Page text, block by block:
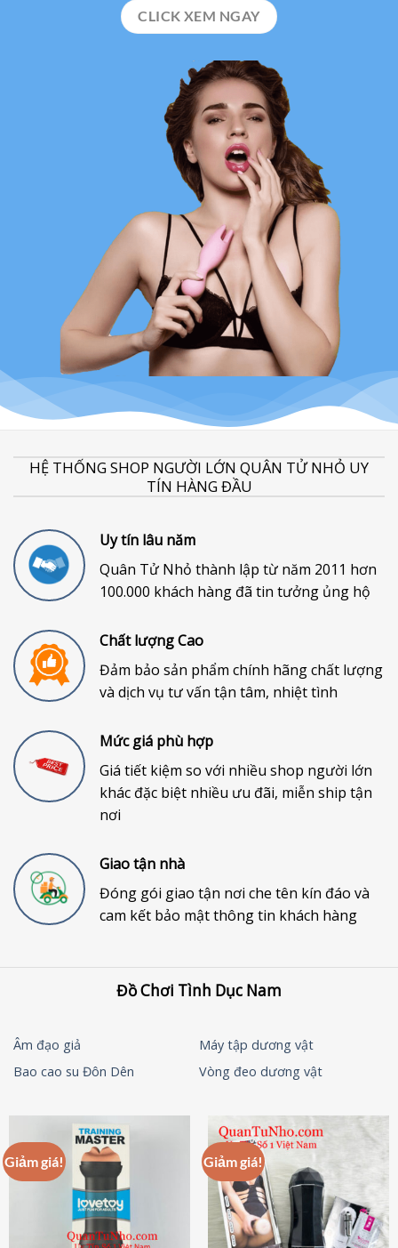
CLICK XEM NGAY
HỆ THỐNG SHOP NGƯỜI LỚN QUÂN TỬ NHỎ UY
TÍN HÀNG ĐẦU
Uy tín lâu năm
Quân Tử Nhỏ thành lập từ năm 2011 hơn
100.000 khách hàng đã tin tưởng ủng hộ
Chất lượng Cao
Đảm bảo sản phẩm chính hãng chất lượng
và dịch vụ tư vấn tận tâm, nhiệt tình
Mức giá phù hợp
Giá tiết kiệm so với nhiều shop người lớn
khác đặc biệt nhiều ưu đãi, miễn ship tận
nơi
Giao tận nhà
Đóng gói giao tận nơi che tên kín đáo và
cam kết bảo mật thông tin khách hàng
Đồ Chơi Tình Dục Nam
Âm đạo giả
Máy tập dương vật
Bao cao su Đôn Dên
Vòng đeo dương vật
Giảm giá! Giảm giá!